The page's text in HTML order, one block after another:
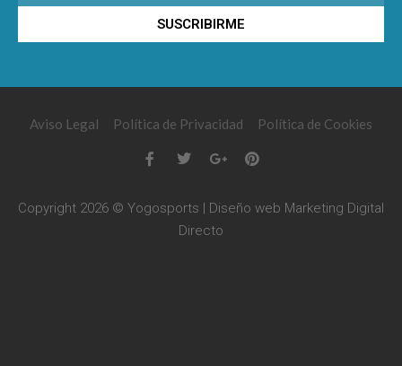
SUSCRIBIRME
Aviso Legal Política de Privacidad Política de Cookies
Copyright 2026 © Yogosports | Diseño web Marketing Digital
Directo